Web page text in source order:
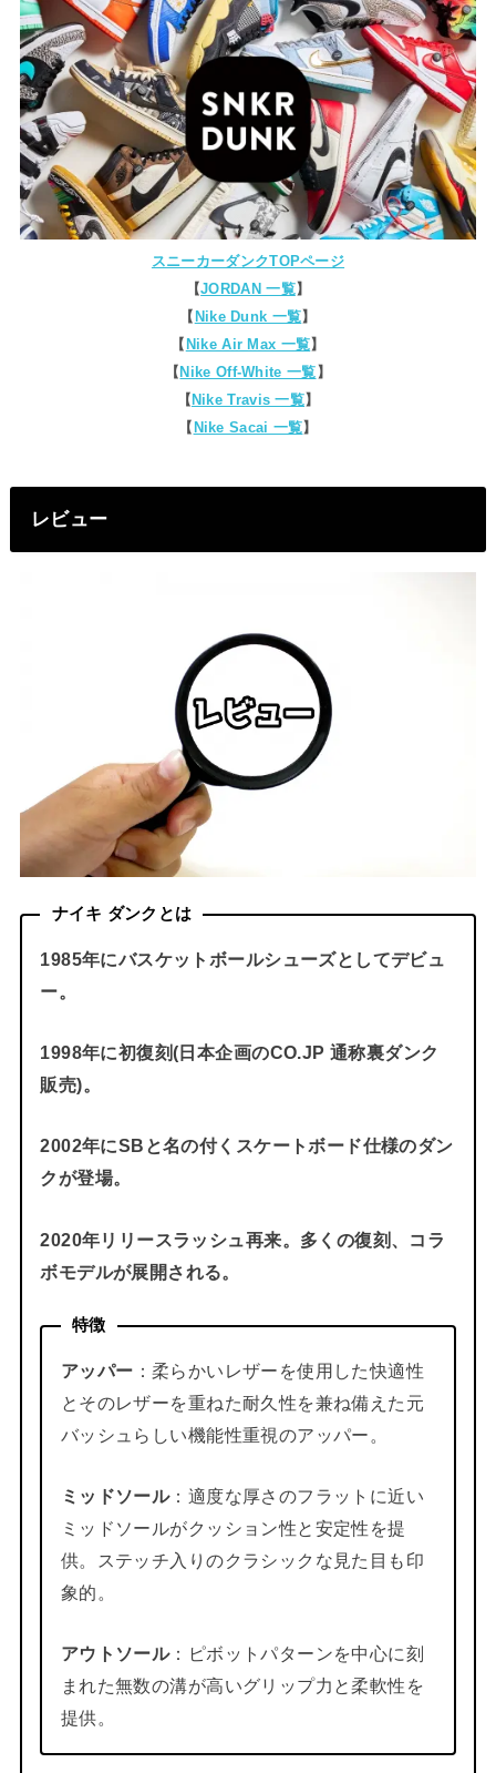
スニーカーダンクTOPページ
【JORDAN 一覧】
【Nike Dunk 一覧】
【Nike Air Max 一覧】
【Nike Off-White 一覧】
【Nike Travis 一覧】
【Nike Sacai 一覧】
レビュー
ナイキ ダンクとは
1985年にバスケットボールシューズとしてデビュ
ー。
1998年に初復刻(日本企画のCO.JP 通称裏ダンク
販売)。
2002年にSBと名の付くスケートボード仕様のダン
クが登場。
2020年リリースラッシュ再来。多くの復刻、コラ
ボモデルが展開される。
特徴
アッパー ：柔らかいレザーを使用した快適性
とそのレザーを重ねた耐久性を兼ね備えた元
バッシュらしい機能性重視のアッパー。
ミッドソール：適度な厚さのフラットに近い
ミッドソールがクッション性と安定性を提
供。ステッチ入りのクラシックな見た目も印
象的。
アウトソール：ピボットパターンを中心に刻
まれた無数の溝が高いグリップ力と柔軟性を
提供。